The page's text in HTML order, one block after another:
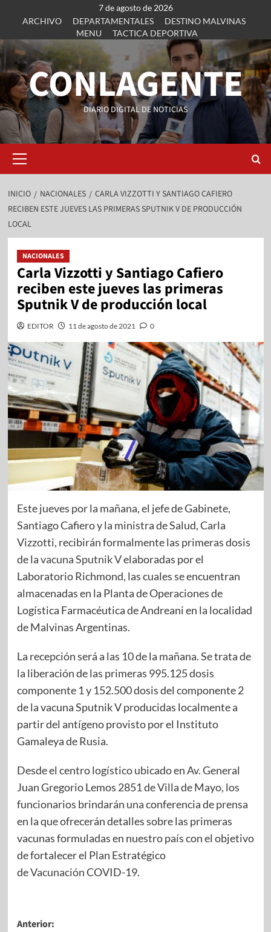
7 de agosto de 2026
ARCHIVO
DEPARTAMENTALES
DESTINO MALVINAS
MENU
TACTICA DEPORTIVA
CONLAGENTE
DIARIO DIGITAL DE NOTICIAS
INICIO NACIONALES
CARLA VIZZOTTI Y SANTIAGO CAFIERO
RECIBEN ESTE JUEVES LAS PRIMERAS SPUTNIK V DE PRODUCCIÓN
LOCAL
NACIONALES
Carla Vizzotti y Santiago Cafiero
reciben este jueves las primeras
Sputnik V de producción local
EDITOR 11 de agosto de 2021 0
Este jueves por la mañana, el jefe de Gabinete,
Santiago Cafiero y la ministra de Salud, Carla
Vizzotti, recibirán formalmente las primeras dosis
de lavacunaSputnik Velaboradas por el
Laboratorio Richmond, las cuales se encuentran
almacenadas en la Planta de Operaciones de
Logística Farmacéutica de Andreani en la localidad
de Malvinas Argentinas.
La recepción será a las 10 de la mañana. Se trata de
la liberación de las primeras 995.125 dosis
componente 1 y 152.500 dosis del componente 2
de la vacuna Sputnik V producidas localmente a
partir del antígeno provisto por el Instituto
Gamaleya de Rusia.
Desde el centro logístico ubicado en Av. General
Juan Gregorio Lemos 2851 de Villa de Mayo, los
funcionarios brindarán una conferencia de prensa
en la que ofrecerán detalles sobre las primeras
vacunas formuladas en nuestro país con el objetivo
de fortalecer el Plan Estratégico
deVacunaciónCOVID-19.
Anterior: